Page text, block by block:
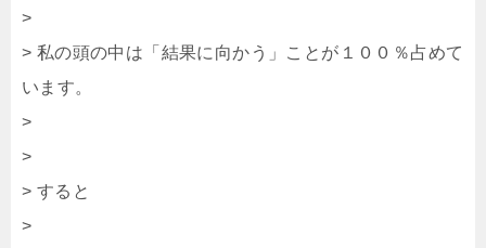
>
> 私の頭の中は「結果に向かう」ことが１００％占めて
います。
>
>
> すると
>